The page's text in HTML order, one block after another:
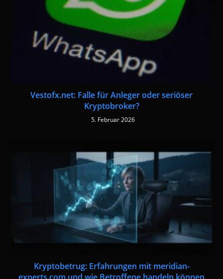
Vestofx.net: Falle für Anleger oder seriöser
Kryptobroker?
5. Februar 2026
Kryptobetrug: Erfahrungen mit meridian-